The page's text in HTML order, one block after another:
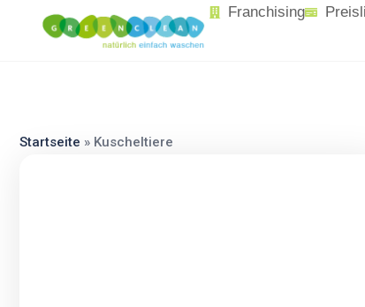
content Franchising
Startseite » Kuscheltiere